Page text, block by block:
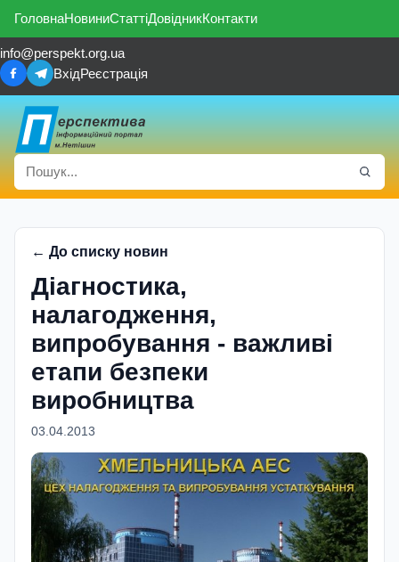
ГоловнаНовиниСтаттіДовідникКонтакти
info@perspekt.org.ua
ВхідРеєстрація
← До списку новин
Діагностика,
налагодження,
випробування - важливі
етапи безпеки
виробництва
03.04.2013